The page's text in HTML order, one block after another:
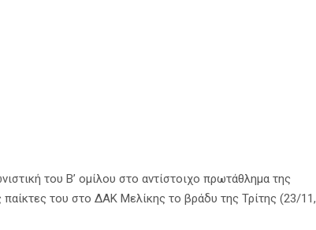
του Β’ ομίλου στο αντίστοιχο πρωτάθλημα της
του στο ΔΑΚ Μελίκης το βράδυ της Τρίτης (23/11,